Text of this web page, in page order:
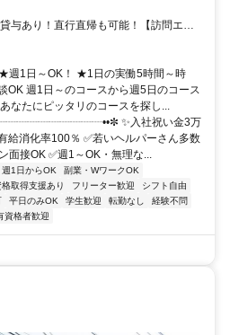
与あり！直行直帰も可能！【訪問エリ
市、 狛江市、川崎市登戸周辺地域にな
ｉｔｈｙｏｕ）】豪徳寺駅、梅ヶ丘駅か
週1日～OK！ ★1日の実働5時間～時
OK 週1日～のコースから週5日のコース
なたにピッタリのコースを探し...
✨入社祝い金3万
給消化率100％ ✅若いヘルパーさん多数
面接OK ✅週1～OK・無理な...
週1日からOK
副業・WワークOK
格取得支援あり フリーター歓迎
シフト自由
平日のみOK 学生歓迎 転勤なし
経験不問
資格者歓迎